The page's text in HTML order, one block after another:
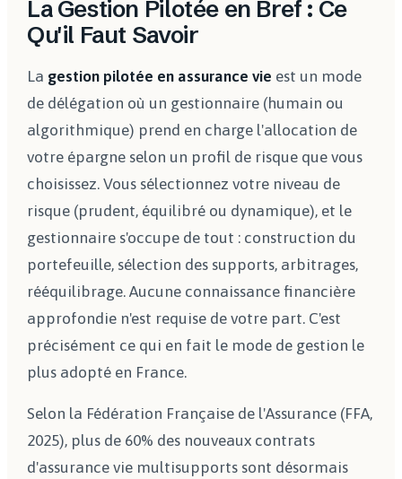
La Gestion Pilotée en Bref : Ce
Qu'il Faut Savoir
La gestion pilotée en assurance vie est un mode
de délégation où un gestionnaire (humain ou
algorithmique) prend en charge l'allocation de
votre épargne selon un profil de risque que vous
choisissez. Vous sélectionnez votre niveau de
risque (prudent, équilibré ou dynamique), et le
gestionnaire s'occupe de tout : construction du
portefeuille, sélection des supports, arbitrages,
rééquilibrage. Aucune connaissance financière
approfondie n'est requise de votre part. C'est
précisément ce qui en fait le mode de gestion le
plus adopté en France.
Selon la Fédération Française de l'Assurance (FFA,
2025), plus de 60% des nouveaux contrats
d'assurance vie multisupports sont désormais